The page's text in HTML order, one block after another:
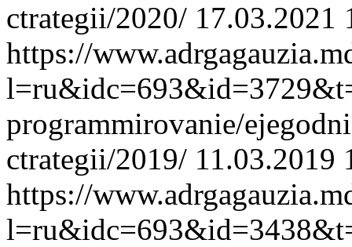
ctrategii/2020/ 17.03.2021
https://
programmirovanie/
ctrategii/2019/ 11.03.2019
https://